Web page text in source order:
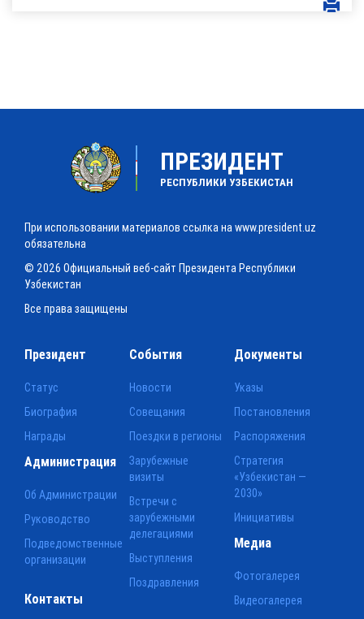
ПРЕЗИДЕНТ
РЕСПУБЛИКИ УЗБЕКИСТАН
При использовании материалов ссылка на www.president.uz
обязательна
© 2026 Официальный веб-сайт Президента Республики
Узбекистан
Все права защищены
Президент
Статус
Биография
Награды
События
Новости
Совещания
Поездки в регионы
Зарубежные
визиты
Встречи с
зарубежными
делегациями
Выступления
Поздравления
Документы
Указы
Постановления
Распоряжения
Стратегия
«Узбекистан —
2030»
Инициативы
Администрация
Об Администрации
Руководство
Подведомственные
организации
Медиа
Фотогалерея
Видеогалерея
Контакты